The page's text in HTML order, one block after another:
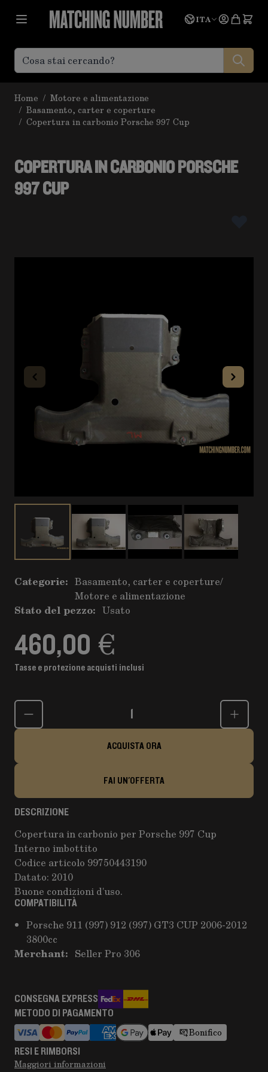
Lingua
ITA
Home / Motore e alimentazione
/ Basamento, carter e coperture
/ Copertura in carbonio Porsche 997 Cup
COPERTURA IN CARBONIO PORSCHE
997 CUP
Categorie: Basamento, carter e coperture/
Motore e alimentazione
Stato del pezzo: Usato
460,00 €
Tasse e protezione acquisti inclusi
Quantità
ACQUISTA ORA
FAI UN'OFFERTA
DESCRIZIONE
Copertura in carbonio per Porsche 997 Cup
Interno imbottito
Codice articolo 99750443190
Datato: 2010
Buone condizioni d'uso.
COMPATIBILITÀ
Porsche 911 (997) 912 (997) GT3 CUP 2006-2012
3800cc
Merchant: Seller Pro 306
CONSEGNA EXPRESS
METODO DI PAGAMENTO
Bonifico
RESI E RIMBORSI
Maggiori informazioni